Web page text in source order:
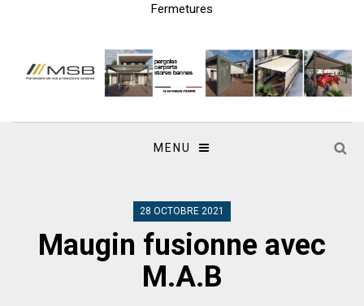
Fermetures
MENU
28 OCTOBRE 2021
Maugin fusionne avec
M.A.B